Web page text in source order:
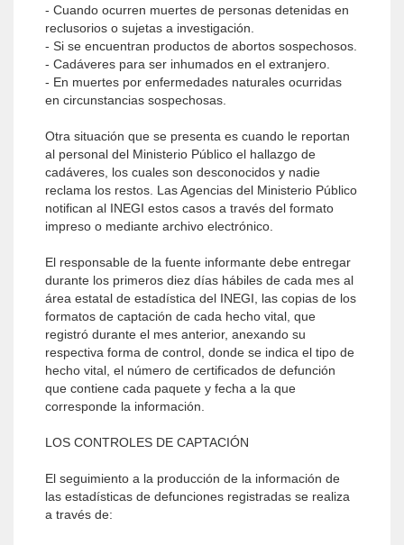
- Cuando ocurren muertes de personas detenidas en
reclusorios o sujetas a investigación.
- Si se encuentran productos de abortos sospechosos.
- Cadáveres para ser inhumados en el extranjero.
- En muertes por enfermedades naturales ocurridas
en circunstancias sospechosas.
Otra situación que se presenta es cuando le reportan
al personal del Ministerio Público el hallazgo de
cadáveres, los cuales son desconocidos y nadie
reclama los restos. Las Agencias del Ministerio Público
notifican al INEGI estos casos a través del formato
impreso o mediante archivo electrónico.
El responsable de la fuente informante debe entregar
durante los primeros diez días hábiles de cada mes al
área estatal de estadística del INEGI, las copias de los
formatos de captación de cada hecho vital, que
registró durante el mes anterior, anexando su
respectiva forma de control, donde se indica el tipo de
hecho vital, el número de certificados de defunción
que contiene cada paquete y fecha a la que
corresponde la información.
LOS CONTROLES DE CAPTACIÓN
El seguimiento a la producción de la información de
las estadísticas de defunciones registradas se realiza
a través de: